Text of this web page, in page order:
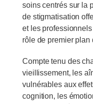
soins centrés sur la
de stigmatisation
et les
rôle de premier plan
Compte tenu des
vieillissement, les
vulnérables aux
cognition, les